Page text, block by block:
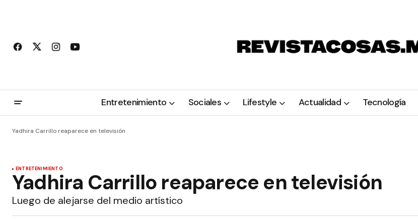
Entretenimiento Sociales Lifestyle Actualidad Tecnología
Yadhira Carrillo reaparece en televisión
ENTRETENIMIENTO
Yadhira Carrillo reaparece en televisión
Luego de alejarse del medio artístico